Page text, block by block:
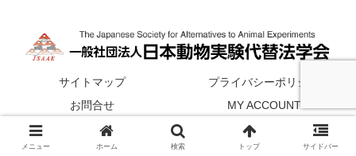
サイトマップ
プライバシーポリシー
お問合せ
MY ACCOUNT
© 日本動物実験代替法学会
メニュー ホーム 検索 トップ サイドバー